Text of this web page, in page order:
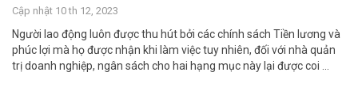
Cập nhật 10 th 12, 2023
Người lao động luôn được thu hút bởi các chính sách Tiền lương và
phúc lợi mà họ được nhận khi làm việc tuy nhiên, đối với nhà quản
trị doanh nghiệp, ngân sách cho hai hạng mục này lại được coi ...